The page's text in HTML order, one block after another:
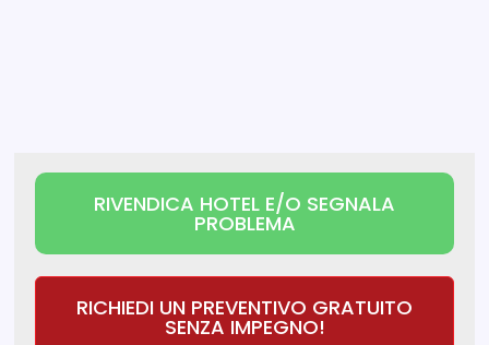
RIVENDICA HOTEL E/O SEGNALA
PROBLEMA
RICHIEDI UN PREVENTIVO GRATUITO
SENZA IMPEGNO!